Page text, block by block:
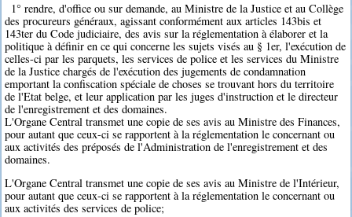
1° rendre, d'office ou sur demande, au Ministre de la Justice et au Collège
des procureurs généraux, agissant conformément aux articles 143bis et
143ter du Code judiciaire, des avis sur la réglementation à élaborer et la
politique à définir en ce qui concerne les sujets visés au § 1er, l'exécution de
celles-ci par les parquets, les services de police et les services du Ministre
de la Justice chargés de l'exécution des jugements de condamnation
emportant la confiscation spéciale de choses se trouvant hors du territoire
de l'Etat belge, et leur application par les juges d'instruction et le directeur
de l'enregistrement et des domaines.
L'Organe Central transmet une copie de ses avis au Ministre des Finances,
pour autant que ceux-ci se rapportent à la réglementation le concernant ou
aux activités des préposés de l'Administration de l'enregistrement et des
domaines.
L'Organe Central transmet une copie de ses avis au Ministre de l'Intérieur,
pour autant que ceux-ci se rapportent à la réglementation le concernant ou
aux activités des services de police;